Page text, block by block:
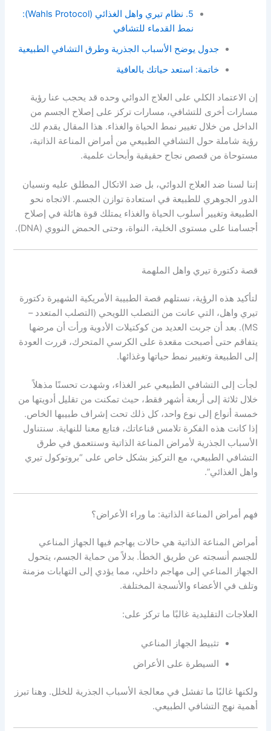
5. نظام تيري واهل الغذائي (Wahls Protocol):
نمط القدماء للتشافي
جدول يوضح الأسباب الجذرية وطرق التشافي الطبيعية
خاتمة: استعد حياتك بالعافية
إن الاعتماد الكلي على العلاج الدوائي وحده قد يحجب عنا رؤية
مسارات أخرى للتشافي، مسارات تركز على إصلاح الجسم من
الداخل من خلال تغيير نمط الحياة والغذاء. هذا المقال يقدم لك
رؤية شاملة حول التشافي الطبيعي من أمراض المناعة الذاتية،
مستوحاة من قصص نجاح حقيقية وأبحاث علمية.
إننا لسنا ضد العلاج الدوائي، بل ضد الاتكال المطلق عليه ونسيان
الدور الجوهري للطبيعة في استعادة توازن الجسم. الاتجاه نحو
الطبيعة وتغيير أسلوب الحياة والغذاء يمتلك قوة هائلة في إصلاح
أجسامنا على مستوى الخلية، النواة، وحتى الحمض النووي (DNA).
قصة دكتورة تيري واهل الملهمة
لتأكيد هذه الرؤية، نستلهم قصة الطبيبة الأمريكية الشهيرة دكتورة
تيري واهل، التي عانت من التصلب اللويحي (التصلب المتعدد –
MS). بعد أن جربت العديد من كوكتيلات الأدوية ورأت أن مرضها
يتفاقم حتى أصبحت مقعدة على الكرسي المتحرك، قررت العودة
إلى الطبيعة وتغيير نمط حياتها وغذائها.
لجأت إلى التشافي الطبيعي عبر الغذاء، وشهدت تحسنًا مذهلاً
خلال ثلاثة إلى أربعة أشهر فقط، حيث تمكنت من تقليل أدويتها من
خمسة أنواع إلى نوع واحد، كل ذلك تحت إشراف طبيبها الخاص.
إذا كانت هذه الفكرة تلامس قناعاتك، فتابع معنا للنهاية. سنتناول
الأسباب الجذرية لأمراض المناعة الذاتية وسنتعمق في طرق
التشافي الطبيعي، مع التركيز بشكل خاص على “بروتوكول تيري
واهل الغذائي”.
فهم أمراض المناعة الذاتية: ما وراء الأعراض؟
أمراض المناعة الذاتية هي حالات يهاجم فيها الجهاز المناعي
للجسم أنسجته عن طريق الخطأ. بدلاً من حماية الجسم، يتحول
الجهاز المناعي إلى مهاجم داخلي، مما يؤدي إلى التهابات مزمنة
وتلف في الأعضاء والأنسجة المختلفة.
العلاجات التقليدية غالبًا ما تركز على:
تثبيط الجهاز المناعي
السيطرة على الأعراض
ولكنها غالبًا ما تفشل في معالجة الأسباب الجذرية للخلل. وهنا تبرز
أهمية نهج التشافي الطبيعي.